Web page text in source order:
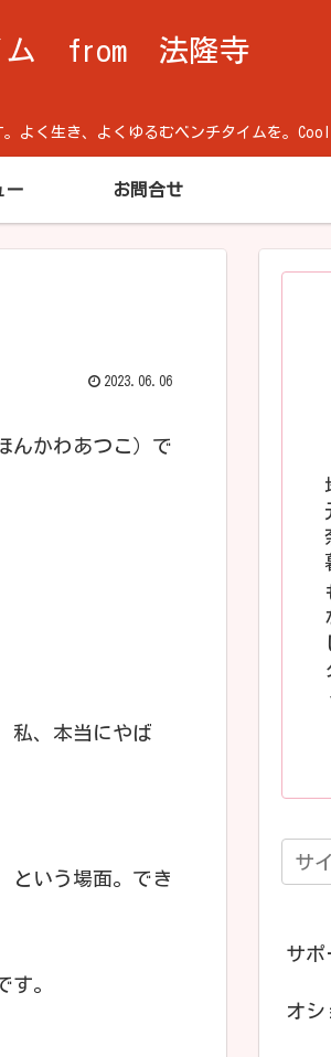
ム from 法隆寺
よく生き、よくゆるむベンチタイムを。
ー お問合せ
2023.06.06
んかわあつこ）で
私、本当にやば
という場面。でき
す。
サポ
オシ